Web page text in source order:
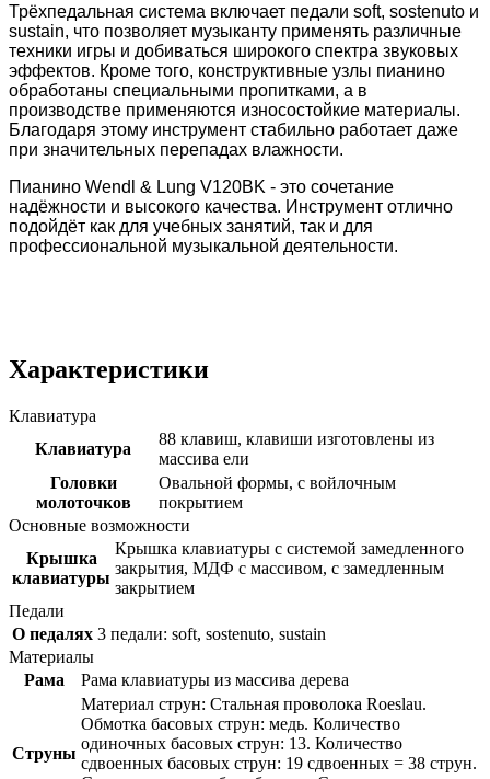
Трёхпедальная система включает педали soft, sostenuto и
sustain, что позволяет музыканту применять различные
техники игры и добиваться широкого спектра звуковых
эффектов. Кроме того, конструктивные узлы пианино
обработаны специальными пропитками, а в
производстве применяются износостойкие материалы.
Благодаря этому инструмент стабильно работает даже
при значительных перепадах влажности.
Пианино Wendl & Lung V120BK - это сочетание
надёжности и высокого качества. Инструмент отлично
подойдёт как для учебных занятий, так и для
профессиональной музыкальной деятельности.
Характеристики
Клавиатура
Клавиатура
88 клавиш, клавиши изготовлены из
массива ели
Головки
молоточков
Овальной формы, с войлочным
покрытием
Основные возможности
Крышка
клавиатуры
Крышка клавиатуры с системой замедленного
закрытия, МДФ с массивом, с замедленным
закрытием
Педали
О педалях 3 педали: soft, sostenuto, sustain
Материалы
Рама
Рама клавиатуры из массива дерева
Струны
Материал струн: Стальная проволока Roeslau.
Обмотка басовых струн: медь. Количество
одиночных басовых струн: 13. Количество
сдвоенных басовых струн: 19 сдвоенных = 38 струн.